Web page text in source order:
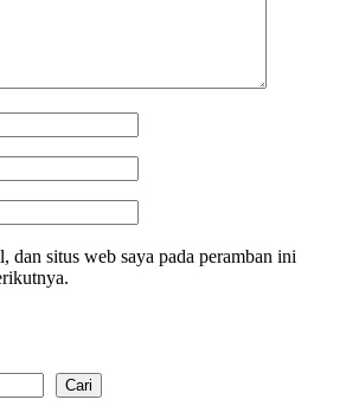
dan situs web saya pada peramban ini
Cari